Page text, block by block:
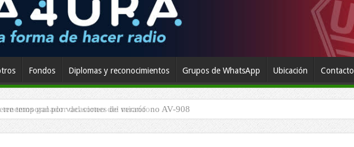
Fondos Diplomas y reconocimientos Grupos de WhatsApp Ubicación Contacto
tenemos ganador del sorteo del micrófono AV-908